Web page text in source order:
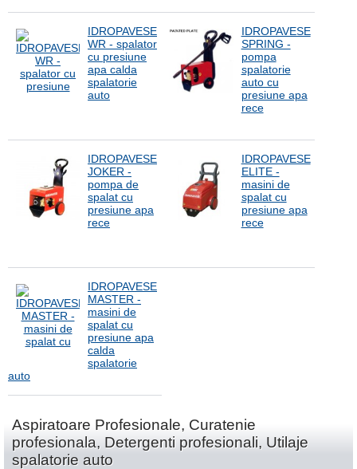
IDROPAVESE
WR - spalator
cu presiune
apa calda
spalatorie
auto
IDROPAVESE
SPRING -
pompa
spalatorie
auto cu
presiune apa
rece
IDROPAVESE
JOKER -
pompa de
spalat cu
presiune apa
rece
IDROPAVESE
ELITE -
masini de
spalat cu
presiune apa
rece
IDROPAVESE
MASTER -
masini de
spalat cu
presiune apa
calda
spalatorie
auto
Aspiratoare Profesionale, Curatenie
profesionala, Detergenti profesionali, Utilaje
spalatorie auto